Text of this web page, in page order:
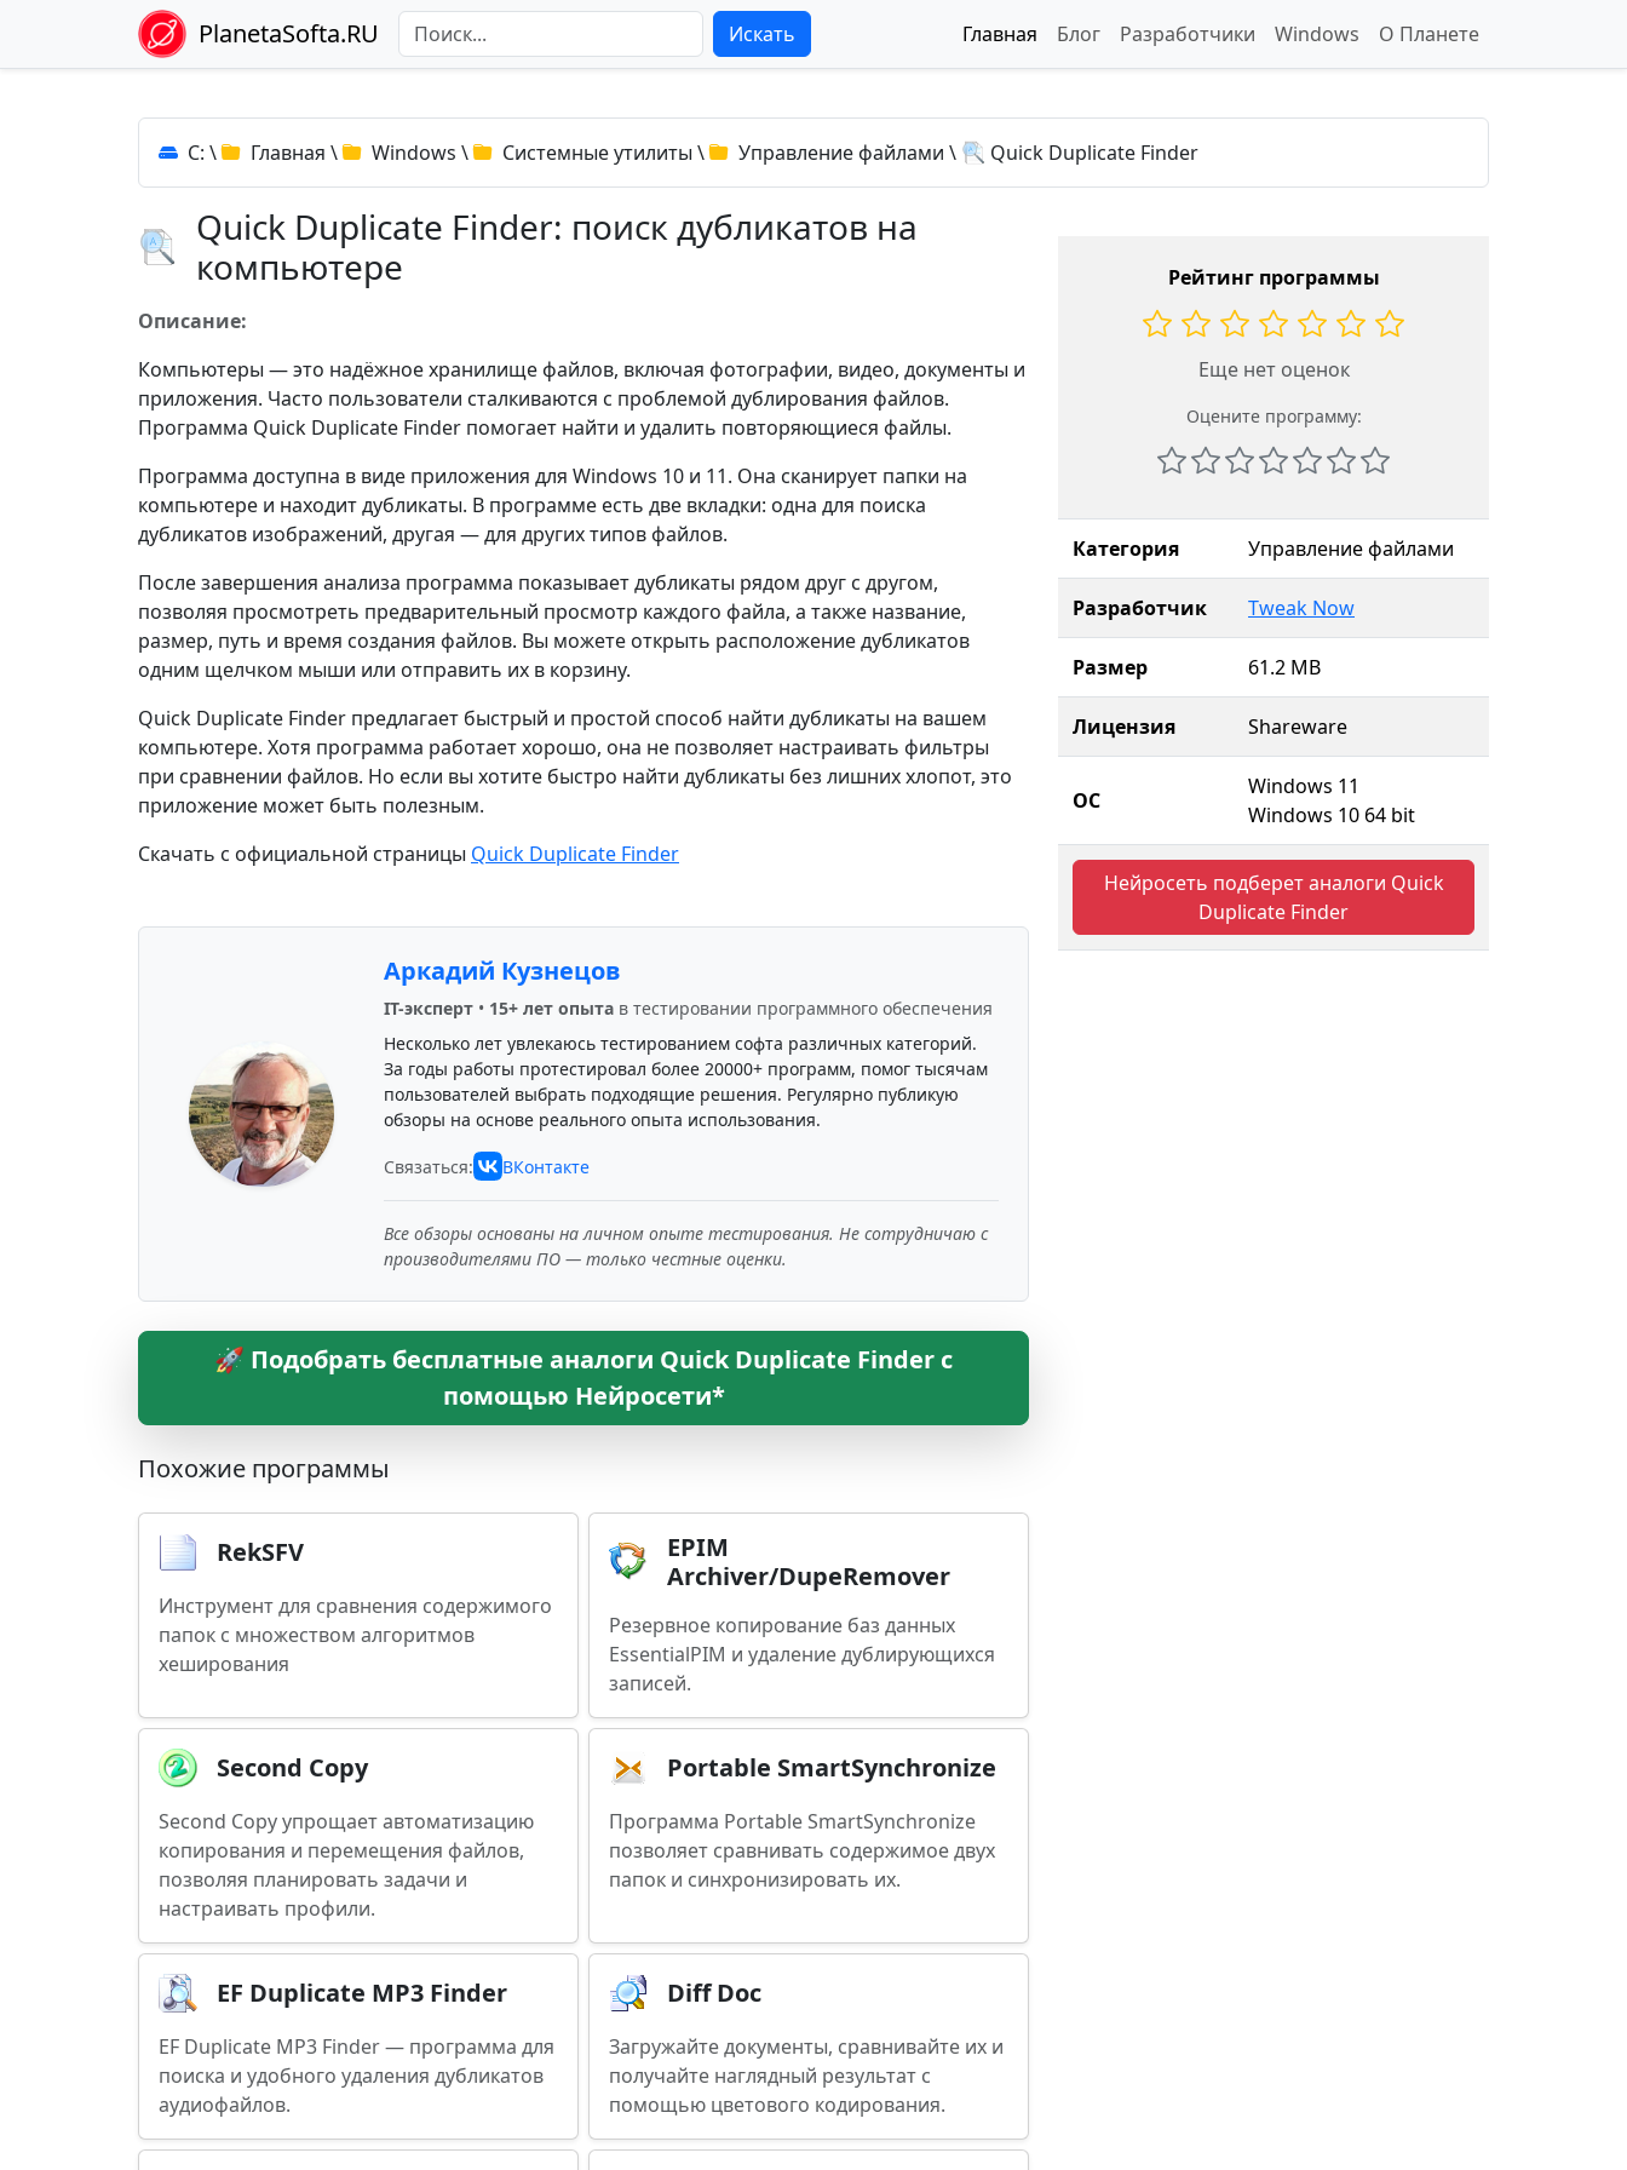
PlanetaSofta.RU Искать Главная Блог Разработчики Windows О Планете
C: \ Главная \ Windows \ Системные утилиты \ Управление файлами \ Quick Duplicate Finder
Quick Duplicate Finder: поиск дубликатов на
компьютере
Описание:
Компьютеры — это надёжное хранилище файлов, включая фотографии, видео, документы и
приложения. Часто пользователи сталкиваются с проблемой дублирования файлов.
Программа Quick Duplicate Finder помогает найти и удалить повторяющиеся файлы.
Программа доступна в виде приложения для Windows 10 и 11. Она сканирует папки на
компьютере и находит дубликаты. В программе есть две вкладки: одна для поиска
дубликатов изображений, другая — для других типов файлов.
После завершения анализа программа показывает дубликаты рядом друг с другом,
позволяя просмотреть предварительный просмотр каждого файла, а также название,
размер, путь и время создания файлов. Вы можете открыть расположение дубликатов
одним щелчком мыши или отправить их в корзину.
Quick Duplicate Finder предлагает быстрый и простой способ найти дубликаты на вашем
компьютере. Хотя программа работает хорошо, она не позволяет настраивать фильтры
при сравнении файлов. Но если вы хотите быстро найти дубликаты без лишних хлопот, это
приложение может быть полезным.
Скачать с официальной страницы Quick Duplicate Finder
Аркадий Кузнецов
IT-эксперт• 15+ лет опытав тестировании программного обеспечения
Несколько лет увлекаюсь тестированием софта различных категорий.
За годы работы протестировал более 20000+ программ, помог тысячам
пользователей выбрать подходящие решения. Регулярно публикую
обзоры на основе реального опыта использования.
Связаться: ВКонтакте
Все обзоры основаны на личном опыте тестирования. Не сотрудничаю с
производителями ПО — только честные оценки.
🚀 Подобрать бесплатные аналоги Quick Duplicate Finder с
помощью Нейросети*
Похожие программы
RekSFV
Инструмент для сравнения содержимого
папок с множеством алгоритмов
хеширования
EPIM
Archiver/DupeRemover
Резервное копирование баз данных
EssentialPIM и удаление дублирующихся
записей.
Second Copy
Second Copy упрощает автоматизацию
копирования и перемещения файлов,
позволяя планировать задачи и
настраивать профили.
Portable SmartSynchronize
Программа Portable SmartSynchronize
позволяет сравнивать содержимое двух
папок и синхронизировать их.
EF Duplicate MP3 Finder
EF Duplicate MP3 Finder — программа для
поиска и удобного удаления дубликатов
аудиофайлов.
Diff Doc
Загружайте документы, сравнивайте их и
получайте наглядный результат с
помощью цветового кодирования.
Рейтинг программы
Еще нет оценок
Оцените программу:
Категория Управление файлами
Разработчик Tweak Now
Размер 61.2 MB
Лицензия Shareware
ОС
Windows 11
Windows 10 64 bit
Нейросеть подберет аналоги Quick
Duplicate Finder